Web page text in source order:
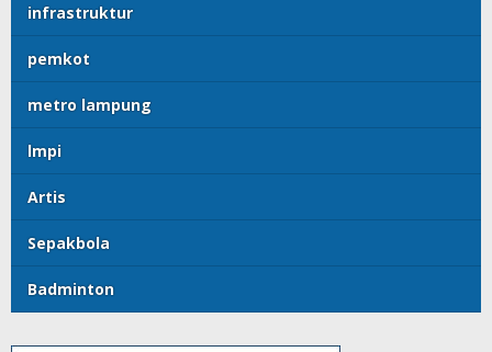
infrastruktur
pemkot
metro lampung
lmpi
Artis
Sepakbola
Badminton